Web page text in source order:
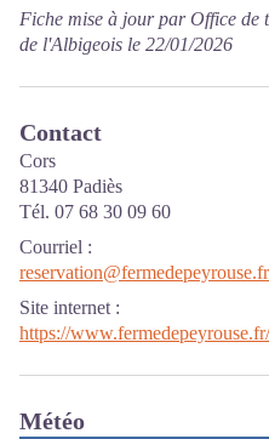
Fiche mise à jour par Office de
de l'Albigeois le 22/01/2026
Contact
Cors
81340 Padiès
Tél. 07 68 30 09 60
Courriel :
reservation@fermedepeyrouse.fr
Site internet :
https://www.fermedepeyrouse.fr/
Météo